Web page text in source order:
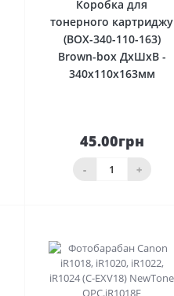
Коробка для
тонерного картриджу
(BOX-340-110-163)
Brown-box ДхШхВ -
340х110х163мм
45.00грн
- +
кошика